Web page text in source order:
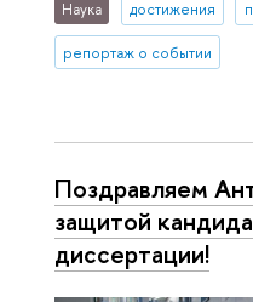
Наука достижения
репортаж о событии
Поздравляем
защитой
диссертации!